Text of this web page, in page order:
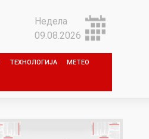
Недела
09.08.2026
ТЕХНОЛОГИЈА МЕТЕО